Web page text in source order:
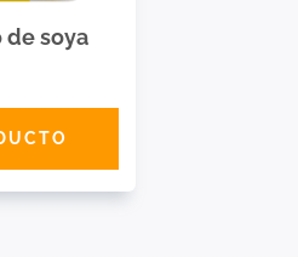
de soya